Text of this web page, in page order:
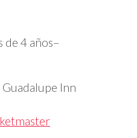
de 4 años–
Inn